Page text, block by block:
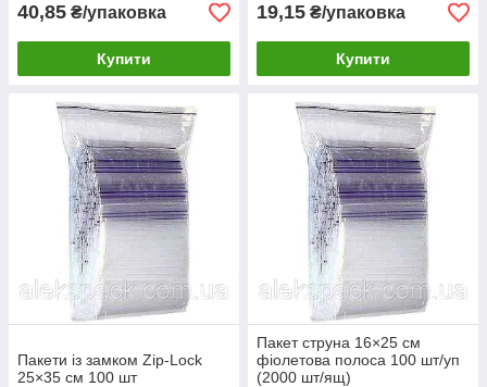
40,85 ₴/упаковка
Купити
19,15 ₴/упаковка
Купити
Пакети із замком Zip-Lock
25×35 см 100 шт
Пакет струна 16×25 см
фіолетова полоса 100 шт/уп
(2000 шт/ящ)